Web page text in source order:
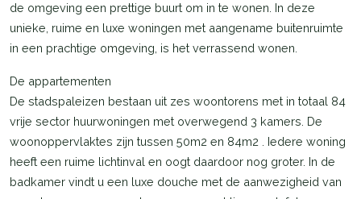
de omgeving een prettige buurt om in te wonen. In deze
unieke, ruime en luxe woningen met aangename buitenruimte
in een prachtige omgeving, is het verrassend wonen.
De appartementen
De stadspaleizen bestaan uit zes woontorens met in totaal 84
vrije sector huurwoningen met overwegend 3 kamers. De
woonoppervlaktes zijn tussen 50m2 en 84m2 . Iedere woning
heeft een ruime lichtinval en oogt daardoor nog groter. In de
badkamer vindt u een luxe douche met de aanwezigheid van